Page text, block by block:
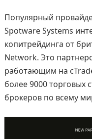
Популярный
Spotware Systems
копитрейдинга от
Network. Это
работающим на
более 9000 торговых
брокеров по всему